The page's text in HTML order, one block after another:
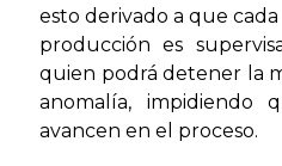
esto derivado a que
producción es
quien podrá detener la
anomalía, impidiendo
avancen en el proceso.